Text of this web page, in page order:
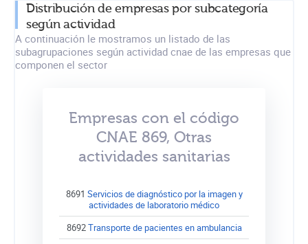
Distribución de empresas por subcategoría
según actividad
A continuación le mostramos un listado de las
subagrupaciones según actividad cnae de las empresas que
componen el sector
Empresas con el código
CNAE 869, Otras
actividades sanitarias
8691 Servicios de diagnóstico por la imagen y
actividades de laboratorio médico
8692Transporte de pacientes en ambulancia